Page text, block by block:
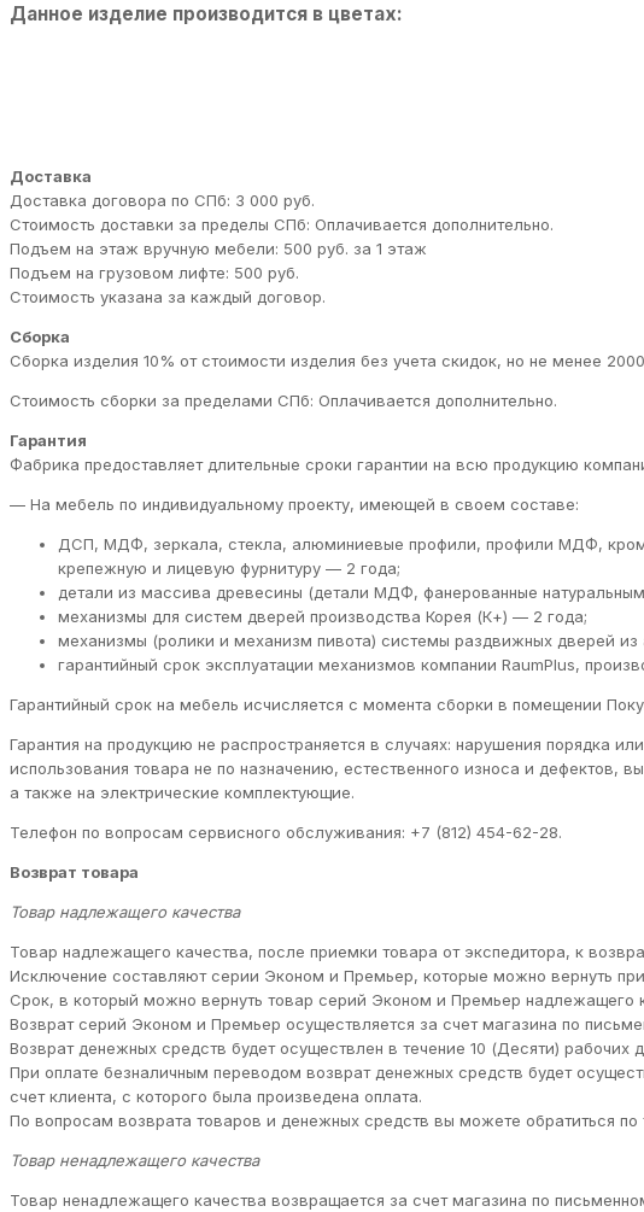
Данное изделие производится в цветах:
Доставка
Доставка договора по СПб: 3 000 руб.
Стоимость доставки за пределы СПб: Оплачивается дополнительно.
Подъем на этаж вручную мебели: 500 руб. за 1 этаж
Подъем на грузовом лифте: 500 руб.
Стоимость указана за каждый договор.
Сборка
Сборка изделия 10% от стоимости изделия без учета скидок, но не менее
Стоимость сборки за пределами СПб: Оплачивается дополнительно.
Гарантия
Фабрика предоставляет длительные сроки гарантии на всю продукцию
— На мебель по индивидуальному проекту, имеющей в своем составе:
ДСП, МДФ, зеркала, стекла, алюминиевые профили, профили МДФ,
крепежную и лицевую фурнитуру — 2 года;
детали из массива древесины (детали МДФ, фанерованные
механизмы для систем дверей производства Корея (К+) — 2 года;
механизмы (ролики и механизм пивота) системы раздвижных дверей
гарантийный срок эксплуатации механизмов компании RaumPlus,
Гарантийный срок на мебель исчисляется с момента сборки в помещении
Гарантия на продукцию не распространяется в случаях: нарушения порядка
использования товара не по назначению, естественного износа и
а также на электрические комплектующие.
Телефон по вопросам сервисного обслуживания: +7 (812) 454-62-28.
Возврат товара
Товар надлежащего качества
Товар надлежащего качества, после приемки товара от экспедитора, к
Исключение составляют серии Эконом и Премьер, которые можно вернуть
Срок, в который можно вернуть товар серий Эконом и Премьер надлежащего
Возврат серий Эконом и Премьер осуществляется за счет магазина по
Возврат денежных средств будет осуществлен в течение 10 (Десяти)
При оплате безналичным переводом возврат денежных средств будет
счет клиента, с которого была произведена оплата.
По вопросам возврата товаров и денежных средств вы можете обратиться
Товар ненадлежащего качества
Товар ненадлежащего качества возвращается за счет магазина по